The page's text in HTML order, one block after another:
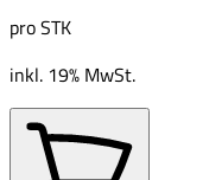
proSTK
inkl. 19% MwSt.